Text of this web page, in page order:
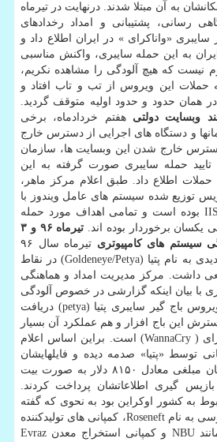
به آن مبتلا شدند. درنهایت در تیرماه
رسانی، پشتیبانی و امداد رخدادهای
سایبری «واناكرای » در ایران اطلاع داد و
به این حمله سایبری، واكنش مناسبی
نیست كه هیچ آلودگی را مشاهده نكریم،
حملات این ویروس از تب و تاب افتاد و
همان حدود و حدود اولیه متوقف گردید.
هفتم خردادماه، برخی
و دستگاه های اجرایی از دسترس خارج
خارج شدن این وبسایت ها، سازمان
تایید حمله سایبری صورت گرفته به این
حملات اطلاع داد. طبق اعلام مركز ماهر،
توزیع شده سیستم های عامل ویندوز با
IIS بوده است و تمامی اهداف مورد حمله
یكسان برخوردار بوده اند.
تیرماه ۹۶ و ۳
سیستم های كامپیوتری
تیرماه سال ۹۶
خبر گسترش باج افزار جدیدی به نام پتیا (Goldeneye/Petya) در نقاط
داشت. مركز مدیریت امداد و هماهنگی
با بیان اینكه گزارشی در خصوص آلودگی
كاربران داخل كشور به ویروس باج گیر سایبری پتیا (petya) دریافت
این باج افزار و هم عملكرد آن بسیار
مشابه به باج افزار واناكرای ( WannaCry) است. براین اساس اعلام
بالغ بر ۳۲ قربانی توسط «پتیا» صدمه دیده و فایلهایشان
رمرگذاری شده كه قربانیان مبلغی معادل ۸۱۵۰ دلار به صورت بیت
گیری اطلاعاتشان پرداخت كردند.
به كشور اوكراین بود به نحوی كه گفته
شد كمپانی بزرگ نفتی روسی به نام Roseneft، كمپانی های تولیدكننده
برق اوكراینی، بانكهایی مانند NBU و كمپانی استخراج معدن Evraz